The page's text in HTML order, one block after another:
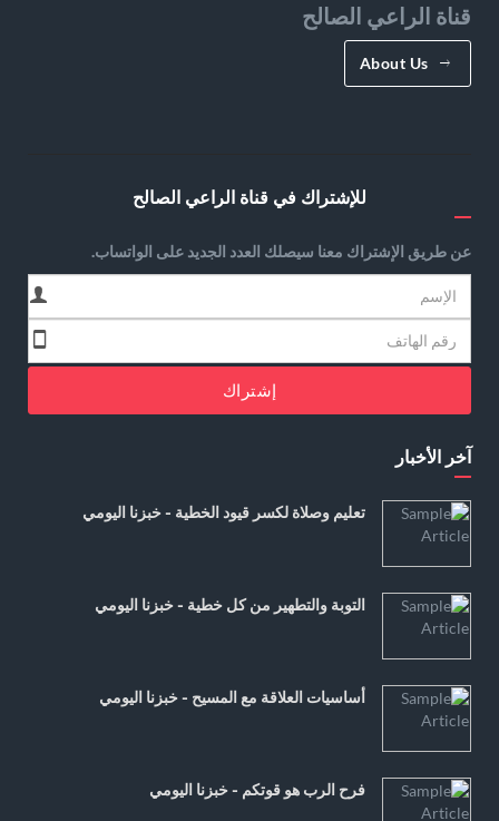
قناة الراعي الصالح
About Us
للإشتراك في قناة الراعي الصالح
عن طريق الإشتراك معنا سيصلك العدد الجديد على الواتساب.
إشتراك
آخر الأخبار
تعليم وصلاة لكسر قيود الخطية - خبزنا اليومي
التوبة والتطهير من كل خطية - خبزنا اليومي
أساسيات العلاقة مع المسيح - خبزنا اليومي
فرح الرب هو قوتكم - خبزنا اليومي